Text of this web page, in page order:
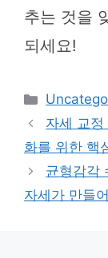
추는 것을
되세요!
카
테
리
자세 교
화를 위한 핵
균형감각
자세가 만들